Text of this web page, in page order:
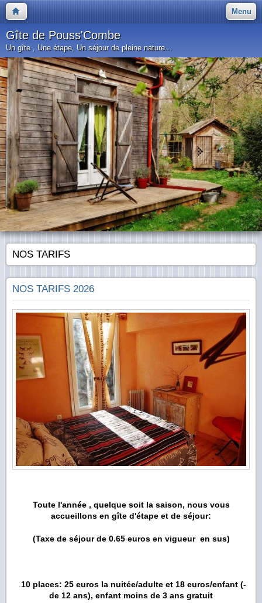
Menu
Gîte de Pouss'Combe
Un gîte , Une étape, Un séjour de pleine nature...
NOS TARIFS
NOS TARIFS 2026
Toute l'année , quelque soit la saison, nous vous
accueillons en gîte d'étape et de séjour:
(Taxe de séjour de 0.65 euros en vigueur en sus)
10 places: 25 euros la nuitée/adulte et 18 euros/enfant (-
de 12 ans), enfant moins de 3 ans gratuit